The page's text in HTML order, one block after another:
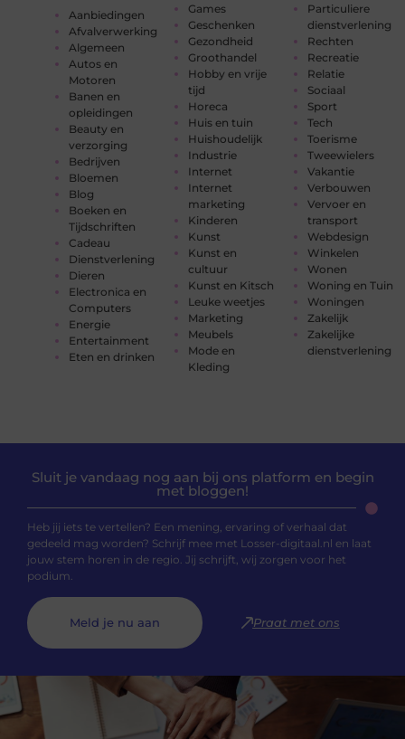
Aanbiedingen
Afvalverwerking
Algemeen
Autos en
Motoren
Banen en
opleidingen
Beauty en
verzorging
Bedrijven
Bloemen
Blog
Boeken en
Tijdschriften
Cadeau
Dienstverlening
Dieren
Electronica en
Computers
Energie
Entertainment
Eten en drinken
Games
Geschenken
Gezondheid
Groothandel
Hobby en vrije
tijd
Horeca
Huis en tuin
Huishoudelijk
Industrie
Internet
Internet
marketing
Kinderen
Kunst
Kunst en
cultuur
Kunst en Kitsch
Leuke weetjes
Marketing
Meubels
Mode en
Kleding
Particuliere
dienstverlening
Rechten
Recreatie
Relatie
Sociaal
Sport
Tech
Toerisme
Tweewielers
Vakantie
Verbouwen
Vervoer en
transport
Webdesign
Winkelen
Wonen
Woning en Tuin
Woningen
Zakelijk
Zakelijke
dienstverlening
Sluit je vandaag nog aan bij ons platform en begin
met bloggen!
Heb jij iets te vertellen? Een mening, ervaring of verhaal dat
gedeeld mag worden? Schrijf mee met Losser-digitaal.nl en laat
jouw stem horen in de regio. Jij schrijft, wij zorgen voor het
podium.
Meld je nu aan Praat met ons